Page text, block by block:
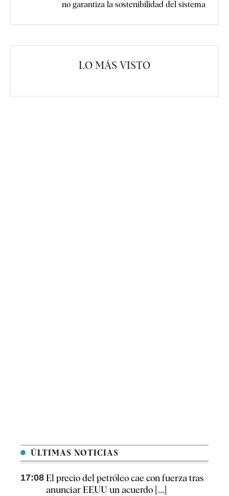
no garantiza la sostenibilidad del sistema
LO MÁS VISTO
ÚLTIMAS NOTICIAS
17:08 El precio del petróleo cae con fuerza tras
anunciar EEUU un acuerdo [...]